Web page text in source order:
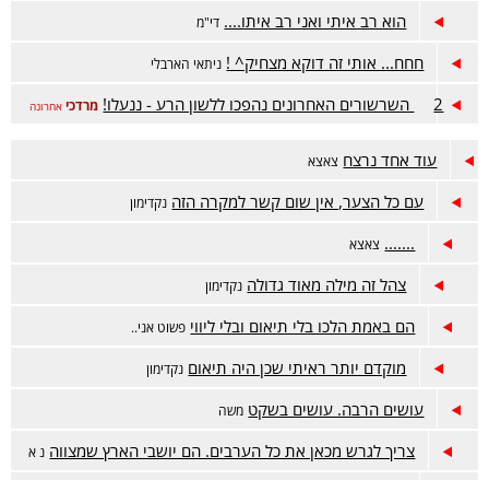
הוא רב איתי ואני רב איתו.... די"מ
חחח... אותי זה דוקא מצחיק^ ! ניתאי הארבלי
2 השרשורים האחרונים נהפכו ללשון הרע - ננעלו! מרדכי אחרונה
עוד אחד נרצח צאצא
עם כל הצער, אין שום קשר למקרה הזה נקדימון
....... צאצא
צהל זה מילה מאוד גדולה נקדימון
הם באמת הלכו בלי תיאום ובלי ליווי פשוט אני..
מוקדם יותר ראיתי שכן היה תיאום נקדימון
עושים הרבה. עושים בשקט משה
צריך לגרש מכאן את כל הערבים. הם יושבי הארץ שמצווה נ א